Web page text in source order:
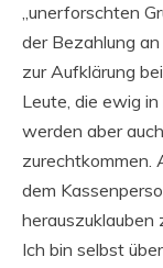
„unerforschten
der Bezahlung
zur Aufklärung
Leute, die ewig
werden aber
zurechtkommen.
dem
herauszuklauben
Ich bin selbst